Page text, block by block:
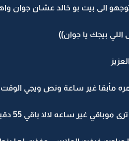
الى بيت بو خالد عشان جوان
اللي بيجك يا جوان))
مره مأبقا غير ساعة ونص ويجي
ساعه لالا باقي 55 دقيقه يلا روحي جهزي باي يا حلو }